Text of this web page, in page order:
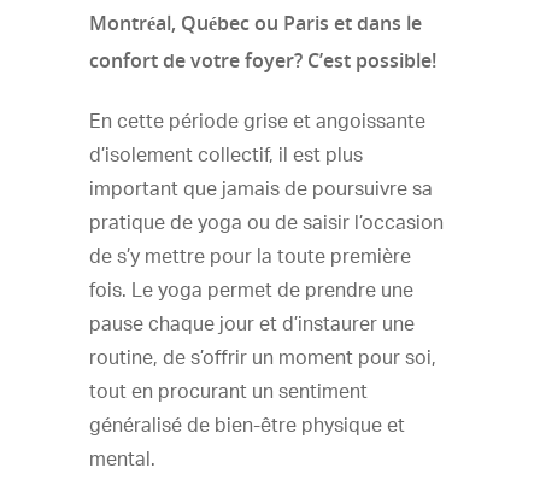
Montréal, Québec ou Paris et dans le
confort de votre foyer? C’est possible!
En cette période grise et angoissante
d’isolement collectif, il est plus
important que jamais de poursuivre sa
pratique de yoga ou de saisir l’occasion
de s’y mettre pour la toute première
fois. Le yoga permet de prendre une
pause chaque jour et d’instaurer une
routine, de s’offrir un moment pour soi,
tout en procurant un sentiment
généralisé de bien-être physique et
mental.